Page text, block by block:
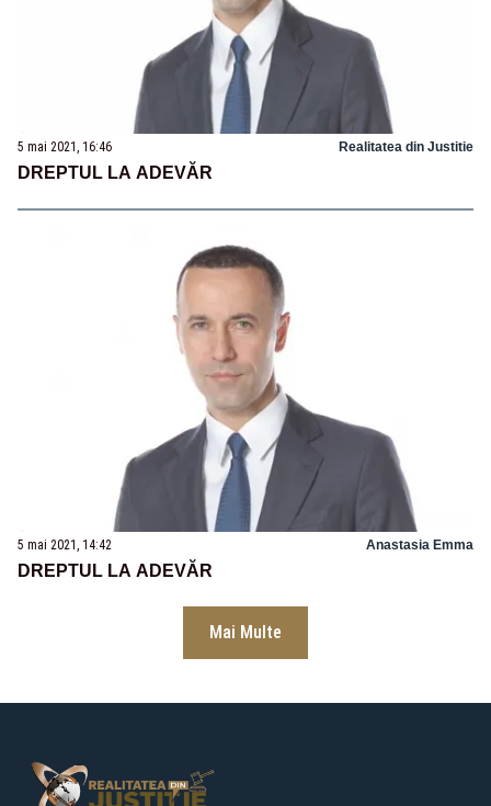
5 mai 2021, 16:46 Realitatea din Justitie
DREPTUL LA ADEVĂR
5 mai 2021, 14:42 Anastasia Emma
DREPTUL LA ADEVĂR
Mai Multe